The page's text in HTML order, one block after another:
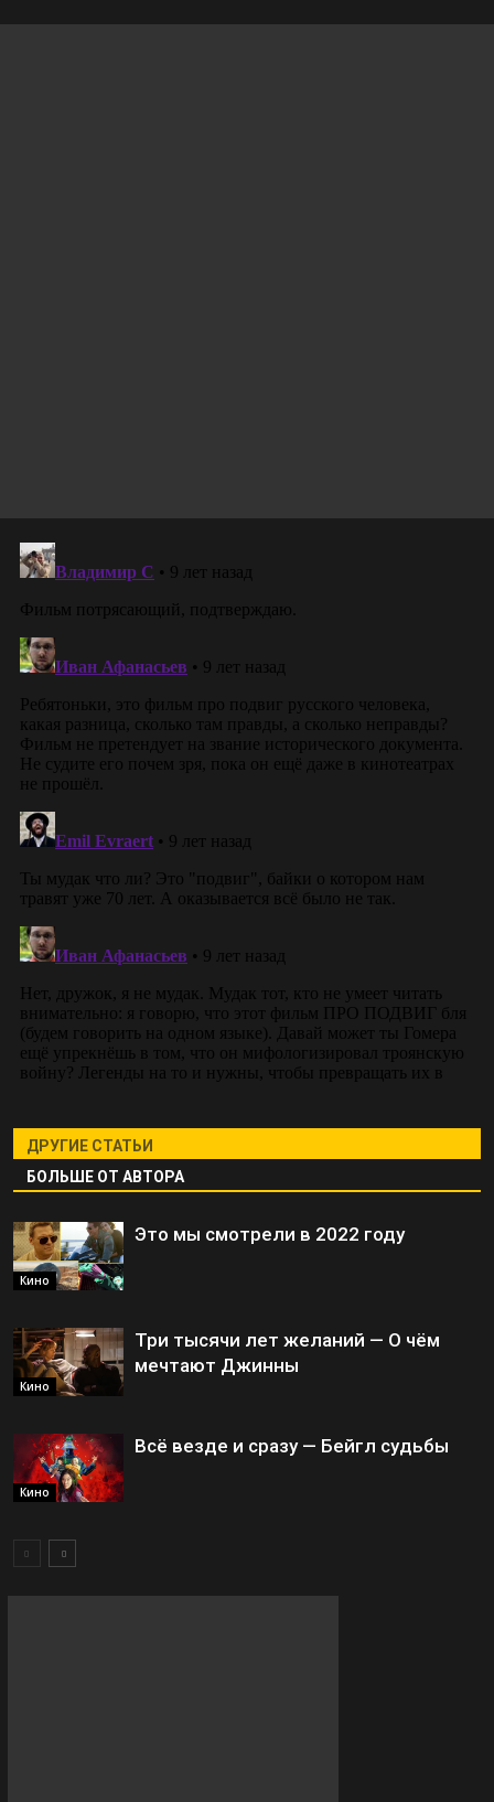
ДРУГИЕ СТАТЬИ
БОЛЬШЕ ОТ АВТОРА
Кино
Это мы смотрели в 2022 году
Кино
Три тысячи лет желаний — О чём
мечтают Джинны
Кино
Всё везде и сразу — Бейгл судьбы